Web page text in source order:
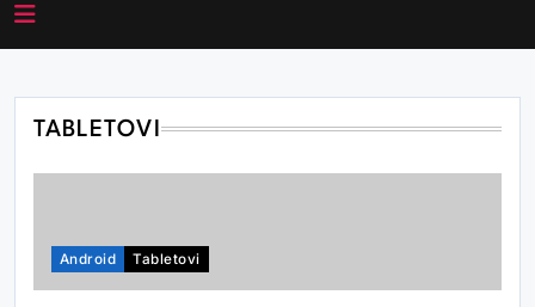
TABLETOVI
Android Tabletovi